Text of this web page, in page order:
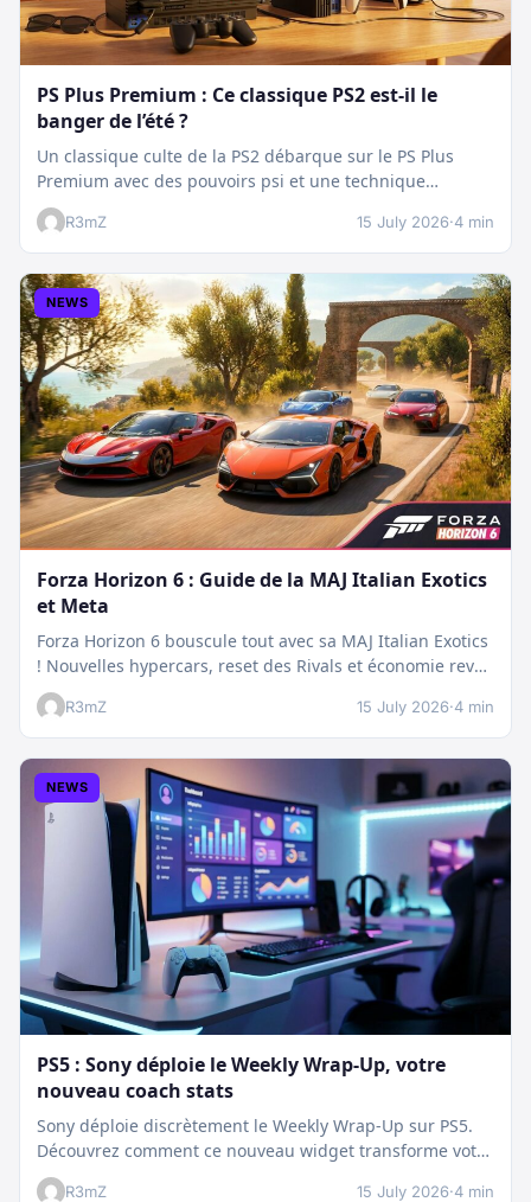
PS Plus Premium : Ce classique PS2 est-il le
banger de l’été ?
Un classique culte de la PS2 débarque sur le PS Plus
Premium avec des pouvoirs psi et une technique
boostée.…
R3mZ 15 July 2026·4 min
NEWS
Forza Horizon 6 : Guide de la MAJ Italian Exotics
et Meta
Forza Horizon 6 bouscule tout avec sa MAJ Italian Exotics
! Nouvelles hypercars, reset des Rivals et économie revue
:…
R3mZ 15 July 2026·4 min
NEWS
PS5 : Sony déploie le Weekly Wrap-Up, votre
nouveau coach stats
Sony déploie discrètement le Weekly Wrap-Up sur PS5.
Découvrez comment ce nouveau widget transforme votre
dashboard et booste votre suivi…
R3mZ 15 July 2026·4 min